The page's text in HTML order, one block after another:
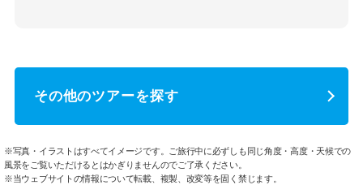
その他のツアーを探す
※写真・イラストはすべてイメージです。ご旅行中に必ずしも同じ角度・高度・天候での
風景をご覧いただけるとはかぎりませんのでご了承ください。
※当ウェブサイトの情報について転載、複製、改変等を固く禁じます。